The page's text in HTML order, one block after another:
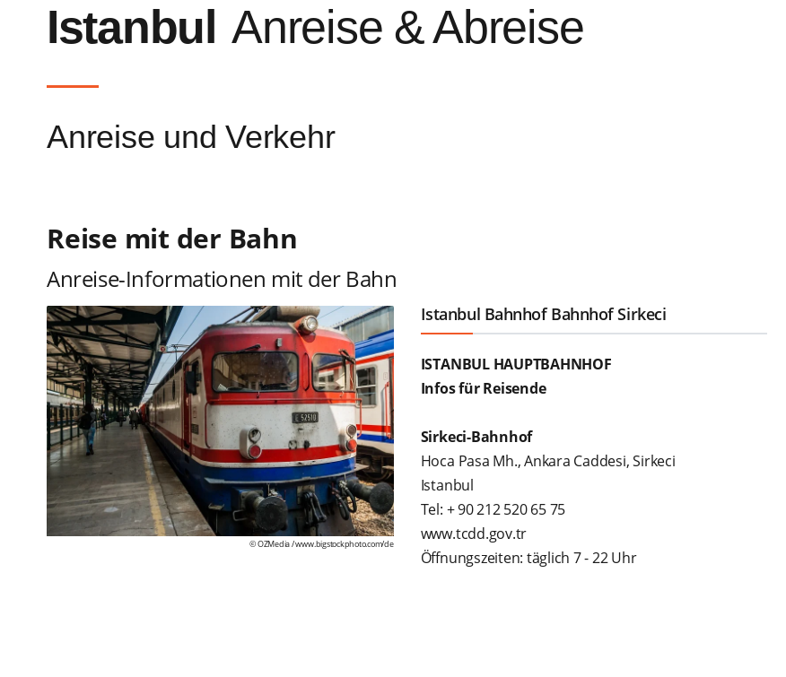
Istanbul Anreise & Abreise
Anreise und Verkehr
Reise mit der Bahn
Anreise-Informationen mit der Bahn
© OZMedia /www.bigstockphoto.com/de
Istanbul Bahnhof Bahnhof Sirkeci
ISTANBUL HAUPTBAHNHOF
Infos für Reisende
Sirkeci-Bahnhof
Hoca Pasa Mh., Ankara Caddesi, Sirkeci
Istanbul
Tel: + 90 212 520 65 75
www.tcdd.gov.tr
Öffnungszeiten: täglich 7 - 22 Uhr